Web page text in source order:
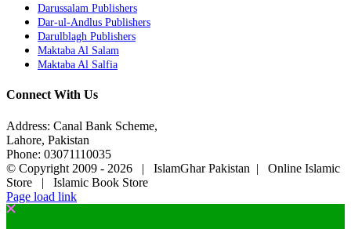
Darussalam Publishers
Dar-ul-Andlus Publishers
Darulblagh Publishers
Maktaba Al Salam
Maktaba Al Salfia
Connect With Us
Address: Canal Bank Scheme,
Lahore, Pakistan
Phone: 03071110035
© Copyright 2009 - 2026 | IslamGhar Pakistan | Online Islamic
Store | Islamic Book Store
Page load link